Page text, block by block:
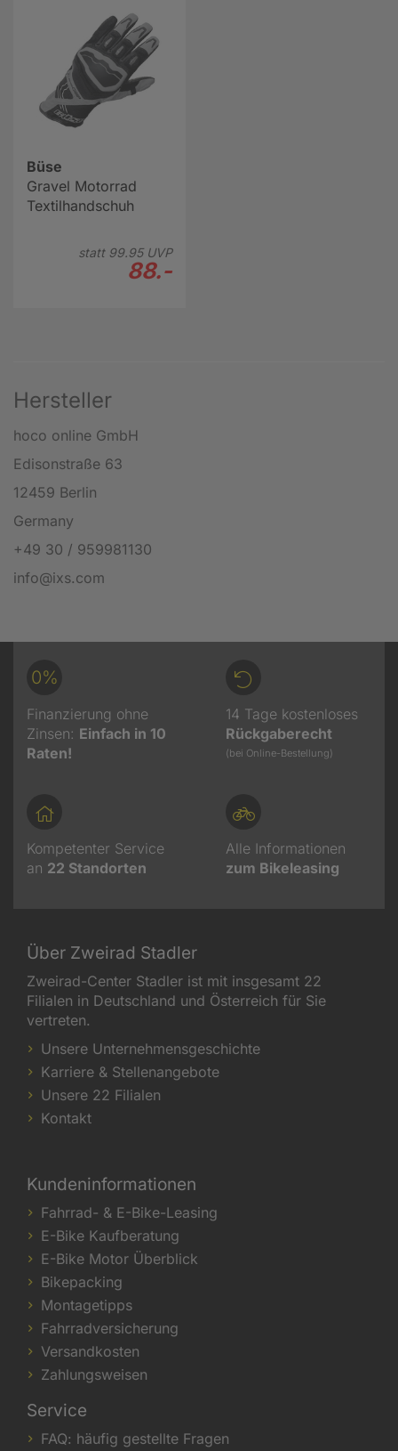
Büse
Gravel Motorrad
Textilhandschuh
statt 99.95UVP
88.-
Hersteller
hoco online GmbH
Edisonstraße 63
12459 Berlin
Germany
+49 30 / 959981130
info@ixs.com
0%
Finanzierung ohne
Zinsen: Einfach in 10
Raten!
14 Tage kostenloses
Rückgaberecht
(bei Online-Bestellung)
Kompetenter Service
an 22 Standorten
Alle Informationen
zum Bikeleasing
Über Zweirad Stadler
Zweirad-Center Stadler ist mit insgesamt 22
Filialen in Deutschland und Österreich für Sie
vertreten.
Unsere Unternehmensgeschichte
Karriere & Stellenangebote
Unsere 22 Filialen
Kontakt
Kundeninformationen
Fahrrad- & E-Bike-Leasing
E-Bike Kaufberatung
E-Bike Motor Überblick
Bikepacking
Montagetipps
Fahrradversicherung
Versandkosten
Zahlungsweisen
Service
FAQ: häufig gestellte Fragen